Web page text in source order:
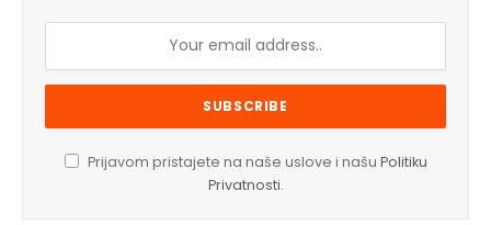
Prijavom pristajete na naše uslove i našu Politiku
Privatnosti.